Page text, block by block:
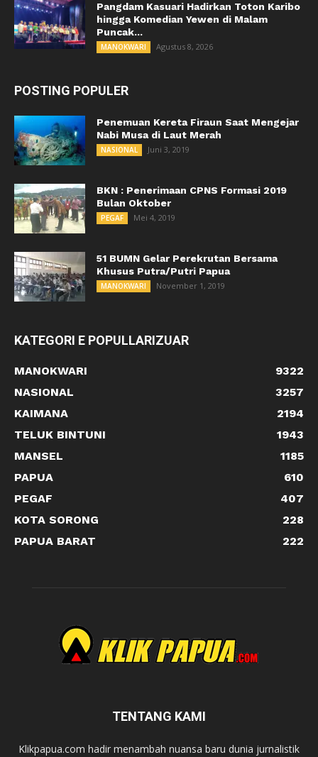
Pangdam Kasuari Hadirkan Toton Karibo
hingga Komedian Yewen di Malam
Puncak...
MANOKWARI Agustus 8, 2026
POSTING POPULER
Penemuan Kereta Firaun Saat Mengejar
Nabi Musa di Laut Merah
NASIONAL Juni 3, 2019
BKN : Penerimaan CPNS Formasi 2019
Bulan Oktober
PEGAF Mei 4, 2019
51 BUMN Gelar Perekrutan Bersama
Khusus Putra/Putri Papua
MANOKWARI November 1, 2019
KATEGORI E POPULLARIZUAR
MANOKWARI
9322
NASIONAL
3257
KAIMANA
2194
TELUK BINTUNI
1943
MANSEL
1185
PAPUA
610
PEGAF
407
KOTA SORONG
228
PAPUA BARAT
222
TENTANG KAMI
Klikpapua.com hadir menambah nuansa baru dunia jurnalistik